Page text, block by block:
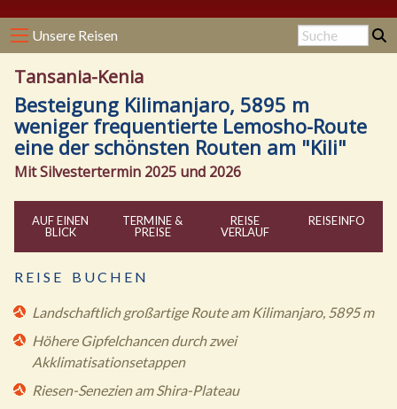
Unsere Reisen
Tansania-Kenia
Besteigung Kilimanjaro, 5895 m
weniger frequentierte Lemosho-Route
eine der schönsten Routen am "Kili"
Mit Silvestertermin 2025 und 2026
AUF EINEN
BLICK
TERMINE &
PREISE
REISE
VERLAUF
REISEINFO
R E I S E B U C H E N
Landschaftlich großartige Route am Kilimanjaro, 5895 m
Höhere Gipfelchancen durch zwei
Akklimatisationsetappen
Riesen-Senezien am Shira-Plateau